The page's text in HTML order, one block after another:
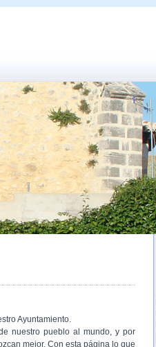
Ayuntamiento.
nuestro pueblo al mundo, y por
mejor. Con esta página lo que